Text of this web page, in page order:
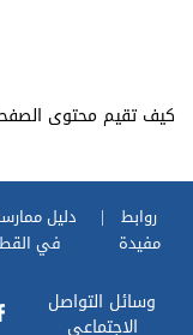
كيف تقيم محتوى
روابط
مفيدة
دليل
في
وسائل التواصل
الاجتماعي